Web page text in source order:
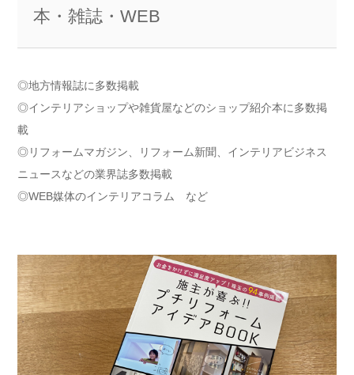
本・雑誌・WEB
◎地方情報誌に多数掲載
◎インテリアショップや雑貨屋などのショップ紹介本に多数掲
載
◎リフォームマガジン、リフォーム新聞、インテリアビジネス
ニュースなどの業界誌多数掲載
◎WEB媒体のインテリアコラム など